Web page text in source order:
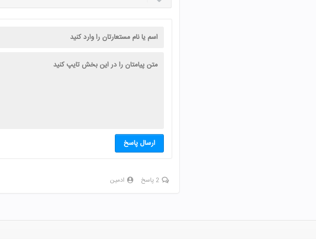
ارسال پاسخ
2 پاسخ ادمین